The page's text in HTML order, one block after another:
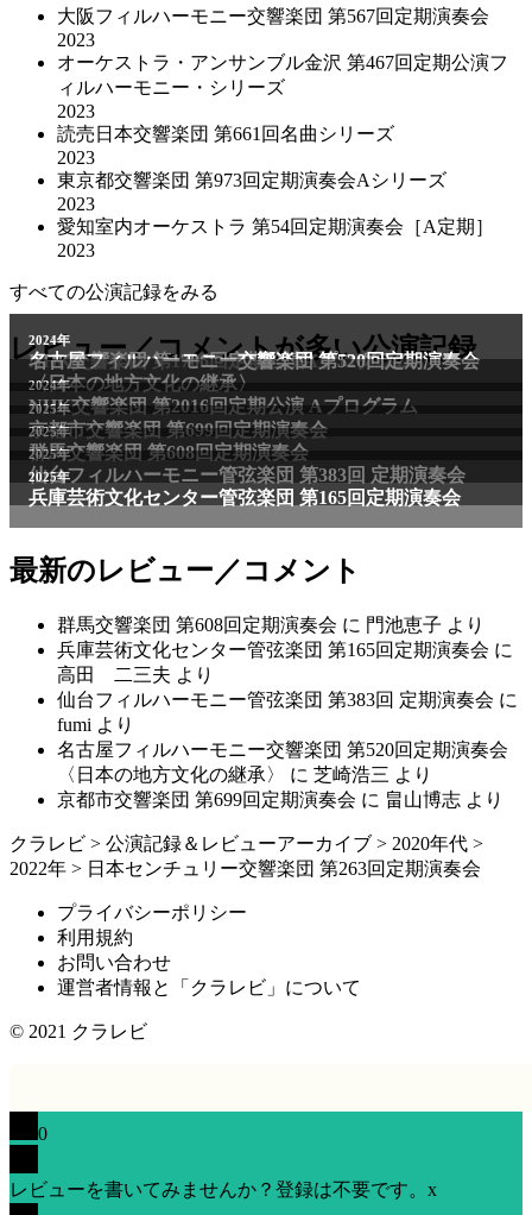
大阪フィルハーモニー交響楽団 第567回定期演奏会
2023
オーケストラ・アンサンブル金沢 第467回定期公演フ
ィルハーモニー・シリーズ
2023
読売日本交響楽団 第661回名曲シリーズ
2023
東京都交響楽団 第973回定期演奏会Aシリーズ
2023
愛知室内オーケストラ 第54回定期演奏会［A定期］
2023
すべての公演記録をみる
レビュー／コメントが多い公演記録
最新のレビュー／コメント
群馬交響楽団 第608回定期演奏会 に 門池恵子 より
兵庫芸術文化センター管弦楽団 第165回定期演奏会 に
高田 二三夫 より
仙台フィルハーモニー管弦楽団 第383回 定期演奏会 に
fumi より
名古屋フィルハーモニー交響楽団 第520回定期演奏会
〈日本の地方文化の継承〉
に 芝崎浩三 より
京都市交響楽団 第699回定期演奏会 に 畠山博志 より
クラレビ > 公演記録＆レビューアーカイブ > 2020年代 >
2022年 > 日本センチュリー交響楽団 第263回定期演奏会
プライバシーポリシー
利用規約
お問い合わせ
運営者情報と「クラレビ」について
© 2021 クラレビ
0
レビューを書いてみませんか？登録は不要です。 x